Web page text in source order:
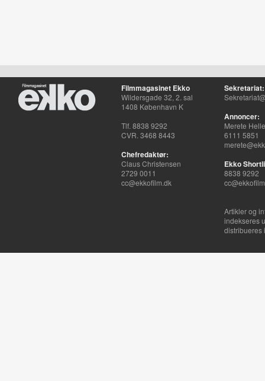
Filmmagasinet Ekko
Wildersgade 32, 2. sal
1408 København K
Tlf. 8838 9292
CVR. 3468 8443
Chefredaktør:
Claus Christensen
2729 0011
cc@ekkofilm.dk
Sekretariat:
Annoncer:
Merete
6111 5851
Ekko
8838 9292
Artikler og
indekseres
distribueres